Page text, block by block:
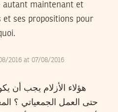
autant maintenant et
et ses propositions pour
2016 at 07/08/2016
هؤلاء الأزلام يجب أن
حتى العمل الجمعياتي ؟